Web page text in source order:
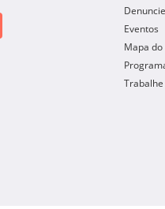
Eventos
Mapa do